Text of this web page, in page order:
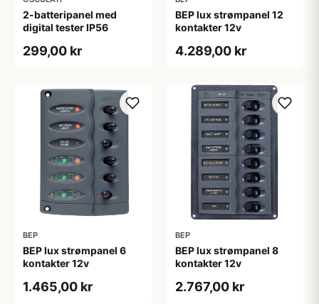
2-batteripanel med
digital tester IP56
299,00 kr
BEP lux strømpanel 12
kontakter 12v
4.289,00 kr
BEP
BEP lux strømpanel 6
kontakter 12v
1.465,00 kr
BEP
BEP lux strømpanel 8
kontakter 12v
2.767,00 kr